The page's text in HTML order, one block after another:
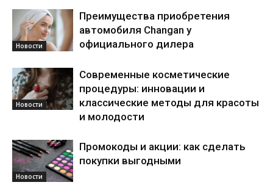
Новости
Преимущества приобретения
автомобиля Changan у
официального дилера
Новости
Современные косметические
процедуры: инновации и
классические методы для красоты
и молодости
Новости
Промокоды и акции: как сделать
покупки выгодными